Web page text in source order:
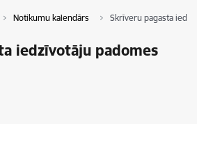
Notikumu kalendārs Skrīveru pagasta
iedzīvotāju padomes